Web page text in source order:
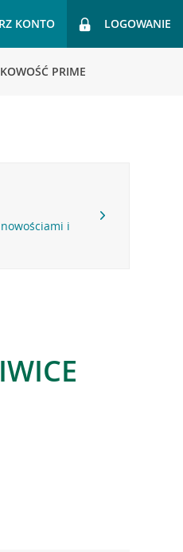
KONTO LOGOWANIE
PRIME
i